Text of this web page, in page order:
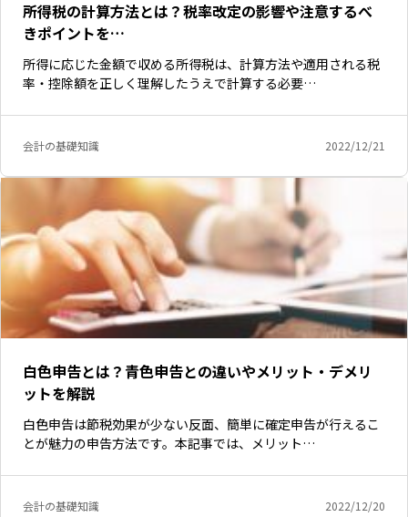
所得税の計算方法とは？税率改定の影響や注意するべ
きポイントを…
所得に応じた金額で収める所得税は、計算方法や適用される税
率・控除額を正しく理解したうえで計算する必要…
会計の基礎知識 2022/12/21
白色申告とは？青色申告との違いやメリット・デメリ
ットを解説
白色申告は節税効果が少ない反面、簡単に確定申告が行えるこ
とが魅力の申告方法です。本記事では、メリット…
会計の基礎知識 2022/12/20